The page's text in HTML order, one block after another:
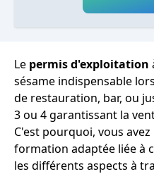
Le permis d'exploitation
sésame indispensable
de restauration, bar, ou
3 ou 4 garantissant la
C'est pourquoi, vous
formation adaptée liée à
les différents aspects à